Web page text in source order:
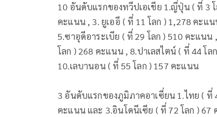
10 อันดับแรกของทวีปเอเชีย 1.ญี่ปุ่น ( ที่ 3
คะแนน , 3. ยูเออี ( ที่ 11 โลก ) 1,278 คะแ
5.ซาอุดีอาระเบีย ( ที่ 29 โลก ) 510 คะแนน
โลก ) 268 คะแนน , 8.ปาเลสไตน์ ( ที่ 44 โ
10.เลบานอน ( ที่ 55 โลก ) 157 คะแนน
3 อันดับแรกของภูมิภาคอาเซี่ยน 1.ไทย ( ที่
คะแนน และ 3.อินโดนีเซีย ( ที่ 72 โลก ) 67